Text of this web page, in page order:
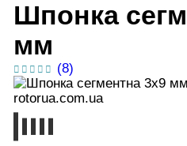
Шпонка
мм
(8)